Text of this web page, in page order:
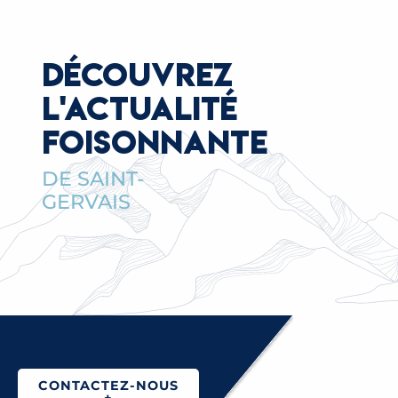
DÉCOUVREZ
L'ACTUALITÉ
FOISONNANTE
DE SAINT-
GERVAIS
CONTACTEZ-NOUS